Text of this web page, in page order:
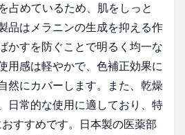
占めているため、肌をしっと
品はメラニンの生成を抑える作
かすを防ぐことで明るく均一な
用感は軽やかで、色補正効果に
然にカバーします。また、乾燥
日常的な使用に適しており、特
すすめです。日本製の医薬部